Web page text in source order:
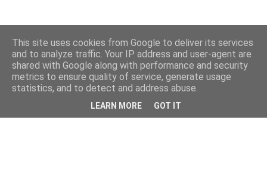
This site uses cookies from Google to deliver its services
and to analyze traffic. Your IP address and user-agent are
shared with Google along with performance and security
metrics to ensure quality of service, generate usage
statistics, and to detect and address abuse.
LEARN MORE GOT IT